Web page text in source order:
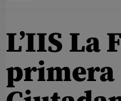
L’IIS La
primera